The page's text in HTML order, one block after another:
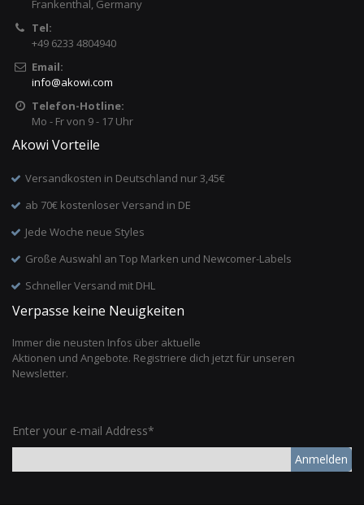
Frankenthal, Germany
Tel:
+49 6233 4804940
Email:
info@akowi.com
Telefon-Hotline:
Mo - Fr von 9 - 17 Uhr
Akowi Vorteile
Versandkosten in Deutschland nur 3,45€
ab 70€ kostenloser Versand in DE
Jede Woche neue Styles
Große Auswahl an Top Marken und Newcomer-Labels
Schneller Versand mit DHL
Verpasse keine Neuigkeiten
Immer die neusten Infos über aktuelle
Aktionen und Angebote. Registriere dich jetzt für unseren
Newsletter.
Enter your e-mail Address*
Anmelden